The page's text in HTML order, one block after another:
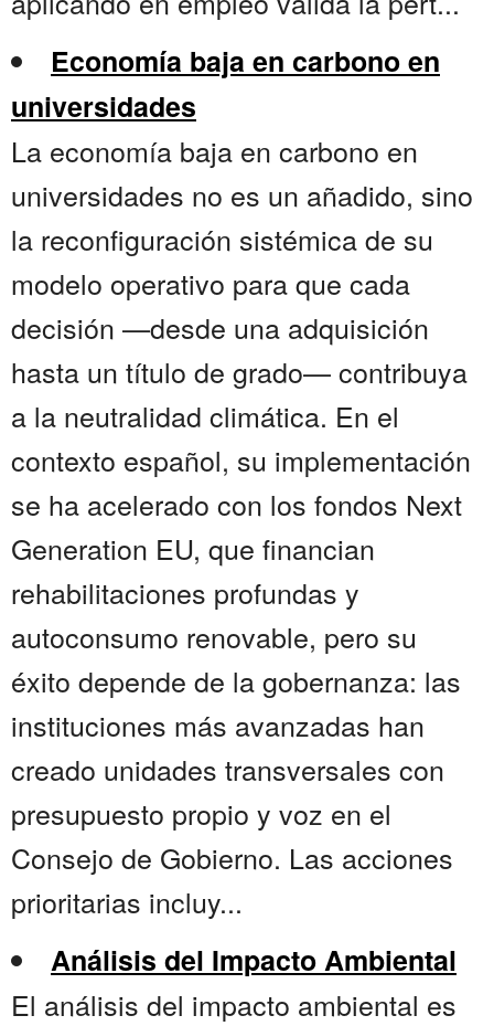
Economía baja en carbono en
universidades
La economía baja en carbono en
universidades no es un añadido, sino
la reconfiguración sistémica de su
modelo operativo para que cada
decisión —desde una adquisición
hasta un título de grado— contribuya
a la neutralidad climática. En el
contexto español, su implementación
se ha acelerado con los fondos Next
Generation EU, que financian
rehabilitaciones profundas y
autoconsumo renovable, pero su
éxito depende de la gobernanza: las
instituciones más avanzadas han
creado unidades transversales con
presupuesto propio y voz en el
Consejo de Gobierno. Las acciones
prioritarias incluy...
Análisis del Impacto Ambiental
El análisis del impacto ambiental es